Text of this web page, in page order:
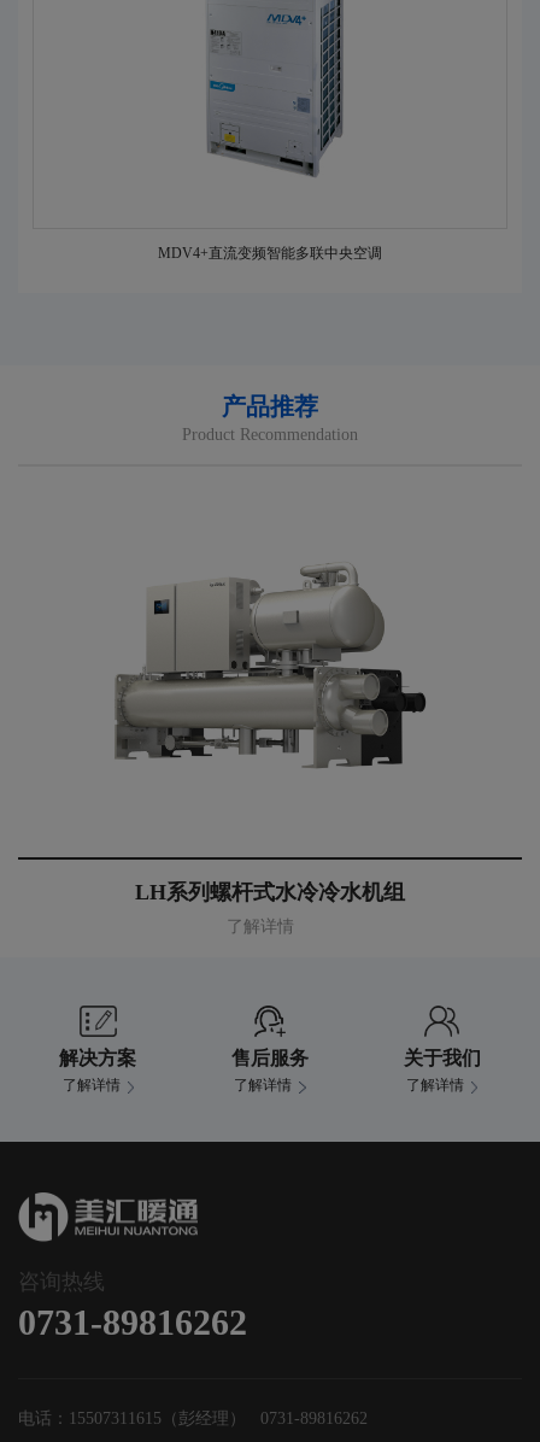
MDV4+直流变频智能多联中央空调
产品推荐
Product Recommendation
LH系列螺杆式水冷冷水机组
了解详情
解决方案
了解详情
售后服务
了解详情
关于我们
了解详情
咨询热线
0731-89816262
电话：15507311615（彭经理） 0731-89816262